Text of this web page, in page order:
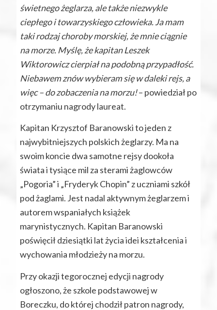
świetnego żeglarza, ale także niezwykle
ciepłego i towarzyskiego człowieka. Ja mam
taki rodzaj choroby morskiej, że mnie ciągnie
na morze. Myślę, że kapitan Leszek
Wiktorowicz cierpiał na podobną przypadłość.
Niebawem znów wybieram się w daleki rejs, a
więc – do zobaczenia na morzu!– powiedział po
otrzymaniu nagrody laureat.
Kapitan Krzysztof Baranowski to jeden z
najwybitniejszych polskich żeglarzy. Ma na
swoim koncie dwa samotne rejsy dookoła
świata i tysiące mil za sterami żaglowców
„Pogoria” i „Fryderyk Chopin” z uczniami szkół
pod żaglami. Jest nadal aktywnym żeglarzem i
autorem wspaniałych książek
marynistycznych. Kapitan Baranowski
poświęcił dziesiątki lat życia idei kształcenia i
wychowania młodzieży na morzu.
Przy okazji tegorocznej edycji nagrody
ogłoszono, że szkole podstawowej w
Boreczku, do której chodził patron nagrody,